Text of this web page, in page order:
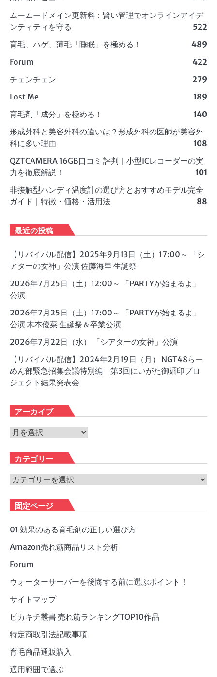
ムームードメイン更新料：賢い管理でオンラインアイデ
ンティティを守る
522
育毛、ハゲ、薄毛「睡眠」を極める！
489
Forum
422
チェンチェン
279
Lost Me
189
育毛剤「成分」を極める！
140
形成外科と美容外科の違いは？形成外科の医師が美容外
科に多い理由
108
QZTCAMERA 16GB口コミ 評判｜小型ICレコーダーの実
力を徹底解説！
101
非接触型ハンディ温度計の選び方とおすすめモデル完全
ガイド｜特徴・価格・活用法
88
最近の投稿
【リバイバル配信】2025年9月13日（土）17:00～ 「シ
アターの女神」公演 佐藤海里 生誕祭
2026年7月25日（土）12:00～ 「PARTYが始まるよ」
公演
2026年7月25日（土）17:00～ 「PARTYが始まるよ」
公演 木本優菜 生誕祭＆卒業公演
2026年7月22日（水） 「シアターの女神」公演
【リバイバル配信】2024年2月19日（月） NGT48らー
めん部緊急招集会議特別編 第3回にいがた御麺印プロ
ジェクト結果発表会
アーカイブ
ア
カ
イ
ブ
カテゴリー
カ
ゴ
リ
ー
固定ページ
01 効果のある育毛剤の正しい選び方
Amazon売れ筋商品リスト分析
Forum
ウォーターサーバーを後悔する前に選ぶポイント！
サイトマップ
ピカキチ叢書 売れ筋ランキングTOP10作品
特定商取引法記載事項
育毛商品通販購入
適用範囲で選ぶ